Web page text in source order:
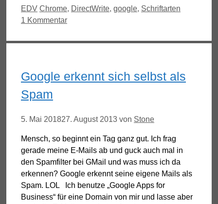
Kategorien
EDV Schlagwörter
Chrome, DirectWrite, google, Schriftarten
1 Kommentar
Google erkennt sich selbst als
Spam
5. Mai 201827. August 2013 von Stone
Mensch, so beginnt ein Tag ganz gut. Ich frag
gerade meine E-Mails ab und guck auch mal in
den Spamfilter bei GMail und was muss ich da
erkennen? Google erkennt seine eigene Mails als
Spam. LOL Ich benutze „Google Apps for
Business“ für eine Domain von mir und lasse aber